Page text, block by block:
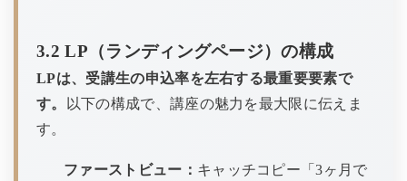
3.2 LP（ランディングページ）の構成
LPは、受講生の申込率を左右する最重要要素で
す。 以下の構成で、講座の魅力を最大限に伝えま
す。
ファーストビュー： キャッチコピー「3ヶ月で